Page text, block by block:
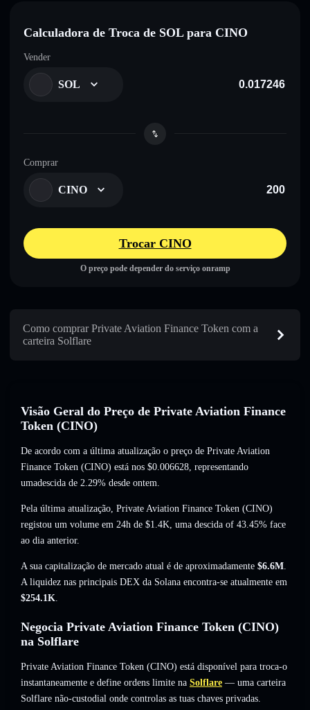
Calculadora de Troca de SOL para CINO
Vender
SOL
Comprar
CINO
Trocar CINO
O preço pode depender do serviço onramp
Como comprar Private Aviation Finance Token com a
carteira Solflare
Visão Geral do Preço de Private Aviation Finance
Token (CINO)
De acordo com a última atualização o preço de Private Aviation
Finance Token (CINO) está nos $0.006628, representando
umadescida de 2.29% desde ontem.
Pela última atualização, Private Aviation Finance Token (CINO)
registou um volume em 24h de $1.4K, uma descida of 43.45% face
ao dia anterior.
A sua capitalização de mercado atual é de aproximadamente $6.6M.
A liquidez nas principais DEX da Solana encontra-se atualmente em
$254.1K.
Negocia Private Aviation Finance Token (CINO)
na Solflare
Private Aviation Finance Token (CINO) está disponível para troca-o
instantaneamente e define ordens limite na Solflare — uma carteira
Solflare não-custodial onde controlas as tuas chaves privadas.